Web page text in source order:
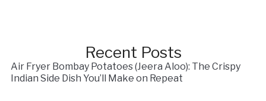
Recent Posts
Air Fryer Bombay Potatoes (Jeera Aloo): The Crispy
Indian Side Dish You’ll Make on Repeat